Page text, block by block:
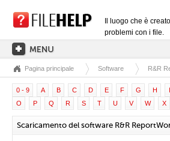
Il luogo che è
problemi con i file.
PAGINA PRINCIPALE
CATEGORIE DELLE ESTENSIONI
CATEGORIE DEI DRIVER
FILE DLL
Pagina principale Software R&R
0 - 9 A B C D E F G H I
O
P Q R S T U V W X
Scaricamento del software R&R